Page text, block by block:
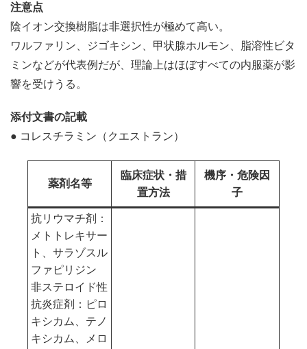
注意点
陰イオン交換樹脂は非選択性が極めて高い。
ワルファリン、ジゴキシン、甲状腺ホルモン、脂溶性ビタ
ミンなどが代表例だが、理論上はほぼすべての内服薬が影
響を受けうる。
添付文書の記載
● コレスチラミン（クエストラン）
薬剤名等
臨床症状・措
置方法
機序・危険因
子
抗リウマチ剤：
メトトレキサー
ト、サラゾスル
ファピリジン
非ステロイド性
抗炎症剤：ピロ
キシカム、テノ
キシカム、メロ